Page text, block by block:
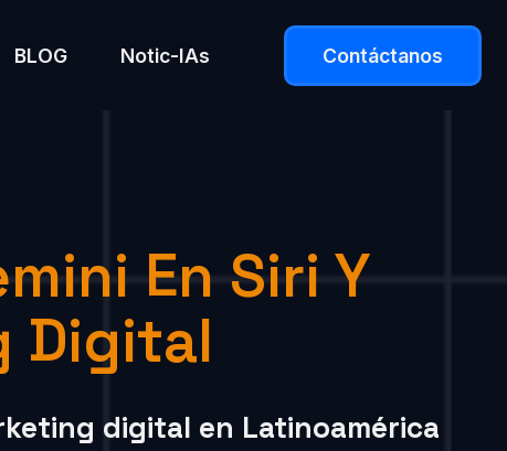
BLOG Notic-IAs Contáctanos
En Siri Y
Digital
digital en Latinoamérica